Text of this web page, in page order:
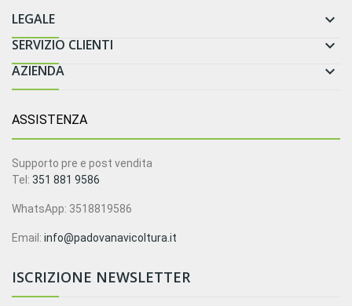
LEGALE 
SERVIZIO CLIENTI 
AZIENDA 
ASSISTENZA
Supporto pre e post vendita
Tel: 351 881 9586
WhatsApp: 3518819586
Email: info@padovanavicoltura.it
ISCRIZIONE NEWSLETTER